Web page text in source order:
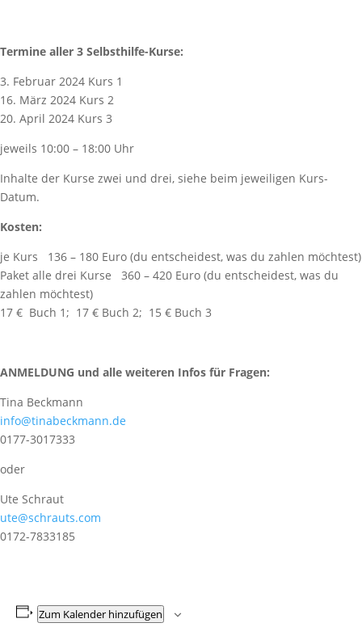
Termine aller 3 Selbsthilfe-Kurse:
3. Februar 2024 Kurs 1
16. März 2024 Kurs 2
20. April 2024 Kurs 3
jeweils 10:00 – 18:00 Uhr
Inhalte der Kurse zwei und drei, siehe beim jeweiligen Kurs-
Datum.
Kosten:
je Kurs
136 – 180 Euro (du entscheidest, was du zahlen möchtest)
Paket alle drei Kurse
360 – 420 Euro (du entscheidest, was du
zahlen möchtest)
17 € Buch 1; 17 € Buch 2; 15 € Buch 3
ANMELDUNG und alle weiteren Infos für Fragen:
Tina Beckmann
info@tinabeckmann.de
0177-3017333
oder
Ute Schraut
ute@schrauts.com
0172-7833185
Zum Kalender hinzufügen